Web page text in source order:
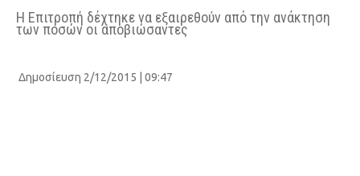
Podcasts
Life
Η Επιτροπή δέχτηκε να εξαιρεθούν από την ανάκτηση
των ποσών οι αποβιώσαντες
Δημοσίευση 2/12/2015 | 09:47